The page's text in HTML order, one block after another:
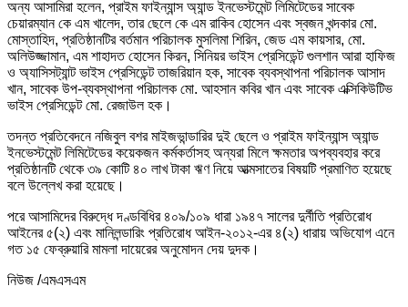
অন্য আসামিরা হলেন, প্রাইম ফাইন্যান্স অ্যান্ড ইনভেস্টমেন্ট লিমিটেডের সাবেক
চেয়ারম্যান কে এম খালেদ, তার ছেলে কে এম রাকিব হোসেন এবং স্বজন খন্দকার মো.
মোস্তাহিদ, প্রতিষ্ঠানটির বর্তমান পরিচালক মুসলিমা শিরিন, জেড এম কায়সার, মো.
অলিউজ্জামান, এম শাহাদত হোসেন কিরন, সিনিয়র ভাইস প্রেসিডেন্ট গুলশান আরা হাফিজ
ও অ্যাসিসট্যান্ট ভাইস প্রেসিডেন্ট তাজরিয়ান হক, সাবেক ব্যবস্থাপনা পরিচালক আসাদ
খান, সাবেক উপ-ব্যবস্থাপনা পরিচালক মো. আহসান কবির খান এবং সাবেক এক্সিকিউটিভ
ভাইস প্রেসিডেন্ট মো. রেজাউল হক।
তদন্ত প্রতিবেদনে নজিবুল বশর মাইজভান্ডারির দুই ছেলে ও প্রাইম ফাইন্যান্স অ্যান্ড
ইনভেস্টমেন্ট লিমিটেডের কয়েকজন কর্মকর্তাসহ অন্যরা মিলে ক্ষমতার অপব্যবহার করে
প্রতিষ্ঠানটি থেকে ৩৯ কোটি ৪০ লাখ টাকা ঋণ নিয়ে আত্মসাতের বিষয়টি প্রমাণিত হয়েছে
বলে উল্লেখ করা হয়েছে।
পরে আসামিদের বিরুদ্ধে দণ্ডবিধির ৪০৯/১০৯ ধারা ১৯৪৭ সালের দুর্নীতি প্রতিরোধ
আইনের ৫(২) এবং মানিলন্ডারিং প্রতিরোধ আইন-২০১২-এর ৪(২) ধারায় অভিযোগ এনে
গত ১৫ ফেব্রুয়ারি মামলা দায়েরের অনুমোদন দেয় দুদক।
নিউজ /এমএসএম